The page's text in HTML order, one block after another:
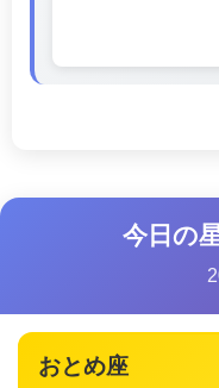
今日の
おとめ座